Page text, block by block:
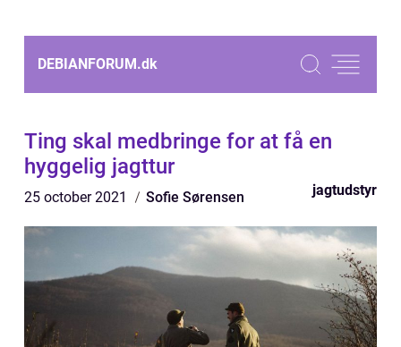
DEBIANFORUM.dk
Ting skal medbringe for at få en
hyggelig jagttur
25 october 2021 Sofie Sørensen jagtudstyr